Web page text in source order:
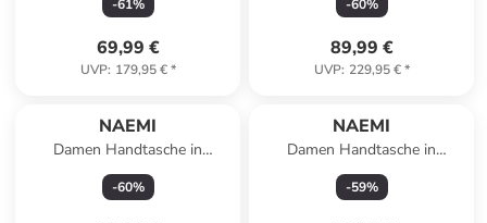
-61%
69,99 €
UVP: 179,95 €*
-60%
89,99 €
UVP: 229,95 €*
NAEMI
Damen Handtasche in
Wollweiss
-60%
NAEMI
Damen Handtasche in
Mokaccino
-59%